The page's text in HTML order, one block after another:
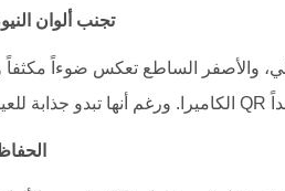
تجنب ألوان
والأصفر الساطع تعكس ضوءاً